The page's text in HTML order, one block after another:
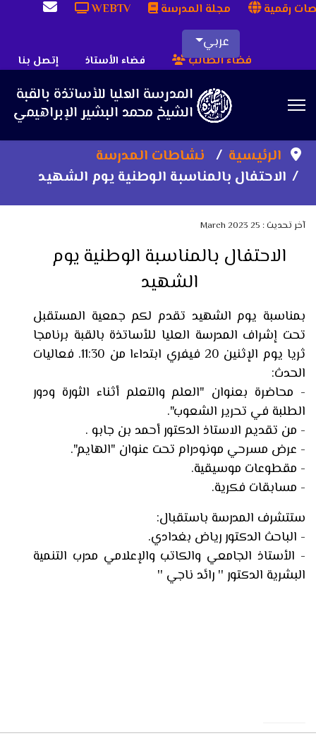
رقمية مجلة المدرسة WEBTV
عربي
إتصل بنا فضاء الأستاذ فضاء الطالب
الرئيسية
نشاطات المدرسة
الاحتفال بالمناسبة الوطنية يوم الشهيد
آخر تحديث : 25 March 2023
الاحتفال بالمناسبة الوطنية يوم
الشهيد
بمناسبة يوم الشهيد تقدم لكم جمعية المستقبل
تحت إشراف المدرسة العليا للأساتذة بالقبة برنامجا
ثريا يوم الإثنين 20 فيفري ابتداءا من 11:30. فعاليات
الحدث:
- محاضرة بعنوان "العلم والتعلم أثناء الثورة ودور
الطلبة في تحرير الشعوب".
- من تقديم الاستاذ الدكتور أحمد بن جابو .
- عرض مسرحي مونودرام تحت عنوان "الهايم".
- مقطوعات موسيقية.
- مسابقات فكرية.
ستتشرف المدرسة باستقبال:
- الباحث الدكتور رياض بغدادي.
- الأستاذ الجامعي والكاتب والإعلامي مدرب التنمية
البشرية الدكتور '' رائد ناجي ''